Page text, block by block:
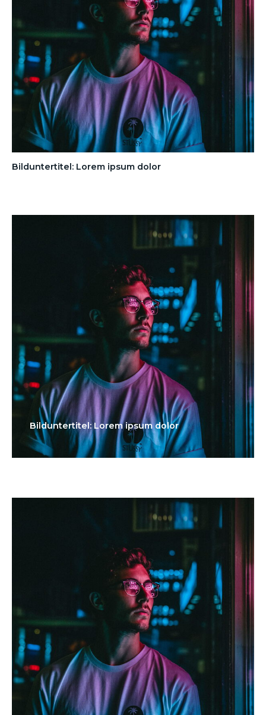
Bilduntertitel: Lorem ipsum dolor
Bilduntertitel: Lorem ipsum dolor